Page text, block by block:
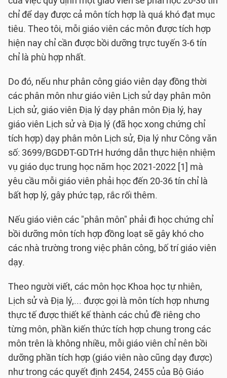
chỉ để dạy được cả môn tích hợp là quá khó đạt mục
tiêu. Theo tôi, mỗi giáo viên các môn được tích hợp
hiện nay chỉ cần được bồi dưỡng trực tuyến 3-6 tín
chỉ là phù hợp nhất.
Do đó, nếu như phân công giáo viên dạy đồng thời
các phân môn như giáo viên Lịch sử dạy phân môn
Lịch sử, giáo viên Địa lý dạy phân môn Địa lý, hay
giáo viên Lịch sử và Địa lý (đã học xong chứng chỉ
tích hợp) dạy phân môn Lịch sử, Địa lý như Công văn
số: 3699/BGDĐT-GDTrH hướng dẫn thực hiện nhiệm
vụ giáo dục trung học năm học 2021-2022 [1] mà
yêu cầu mỗi giáo viên phải học đến 20-36 tín chỉ là
bất hợp lý, gây phức tạp, rắc rối thêm.
Nếu giáo viên các "phân môn" phải đi học chứng chỉ
bồi dưỡng môn tích hợp đồng loạt sẽ gây khó cho
các nhà trường trong việc phân công, bố trí giáo viên
dạy.
Theo người viết, các môn học Khoa học tự nhiên,
Lịch sử và Địa lý,... được gọi là môn tích hợp nhưng
thực tế được thiết kế thành các chủ đề riêng cho
từng môn, phần kiến thức tích hợp chung trong các
môn trên là không nhiều, mỗi giáo viên chỉ nên bồi
dưỡng phần tích hợp (giáo viên nào cũng dạy được)
như trong các quyết định 2454, 2455 của Bộ Giáo